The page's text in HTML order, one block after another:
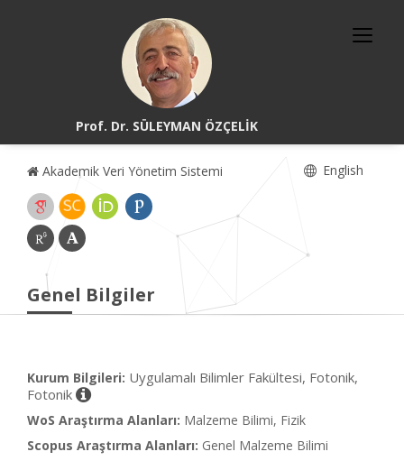
Prof. Dr. SÜLEYMAN ÖZÇELİK
Akademik Veri Yönetim Sistemi English
Genel Bilgiler
Kurum Bilgileri: Uygulamalı Bilimler Fakültesi, Fotonik,
Fotonik
WoS Araştırma Alanları: Malzeme Bilimi, Fizik
Scopus Araştırma Alanları: Genel Malzeme Bilimi